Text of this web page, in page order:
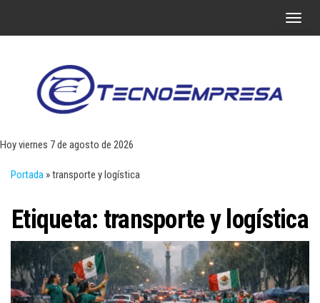
A
n
v
e
g
Hoy viernes 7 de agosto de 2026
Portada »transporte y logística
Etiqueta: transporte y logística